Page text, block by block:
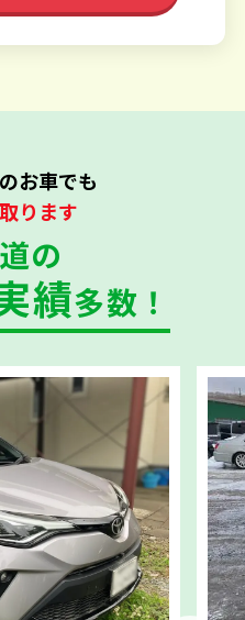
お車でも
ります
の
績多数！